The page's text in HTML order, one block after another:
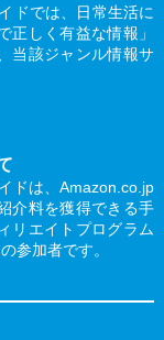
ドでは、日常生活に
正しく有益な情報」
当該ジャンル情報サ
ドは、Amazon.co.jp
介料を獲得できる手
リエイトプログラム
参加者です。